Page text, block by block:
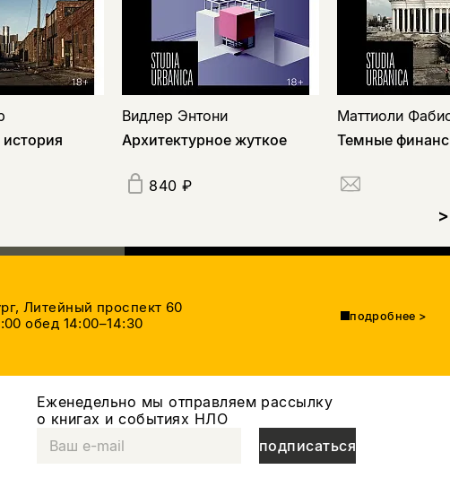
Видлер Энтони
Архитектурное жуткое
840 ₽
Маттиоли
Темные
>
Литейный проспект 60
обед 14:00–14:30 подробнее >
Еженедельно мы отправляем рассылку
о книгах и событиях НЛО
подписаться